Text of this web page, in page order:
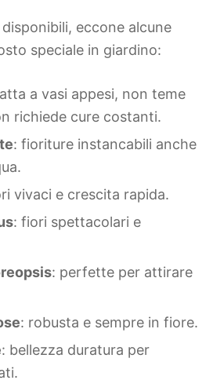
eccone alcune
speciale in giardino:
a vasi appesi, non teme
richiede cure costanti.
: fioriture instancabili anche
vivaci e crescita rapida.
: fiori spettacolari e
: perfette per attirare
: robusta e sempre in fiore.
: bellezza duratura per